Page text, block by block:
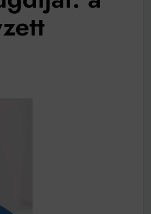
Az öregség nem csak ránc?
Pradát visel. De te miért öltözöl hozzá?
nőhetnek a bérleti díjak a ponthatárhirdetés